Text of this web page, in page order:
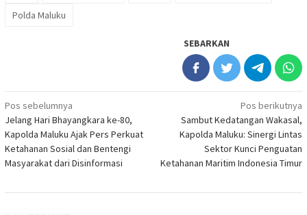
Polda Maluku
SEBARKAN
Navigasi
pos
Pos sebelumnya
Jelang Hari Bhayangkara ke-80,
Kapolda Maluku Ajak Pers Perkuat
Ketahanan Sosial dan Bentengi
Masyarakat dari Disinformasi
Pos berikutnya
Sambut Kedatangan Wakasal,
Kapolda Maluku: Sinergi Lintas
Sektor Kunci Penguatan
Ketahanan Maritim Indonesia Timur